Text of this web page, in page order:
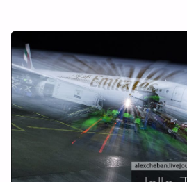
АВИАКОМПАНИЯ
FLYVISTA:
КИЕВ,
АЛМАТЫ,